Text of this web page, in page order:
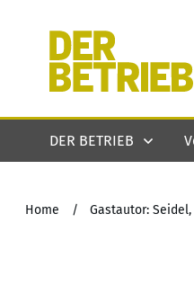
DER BETRIEB
Home / Gastautor: Seidel,